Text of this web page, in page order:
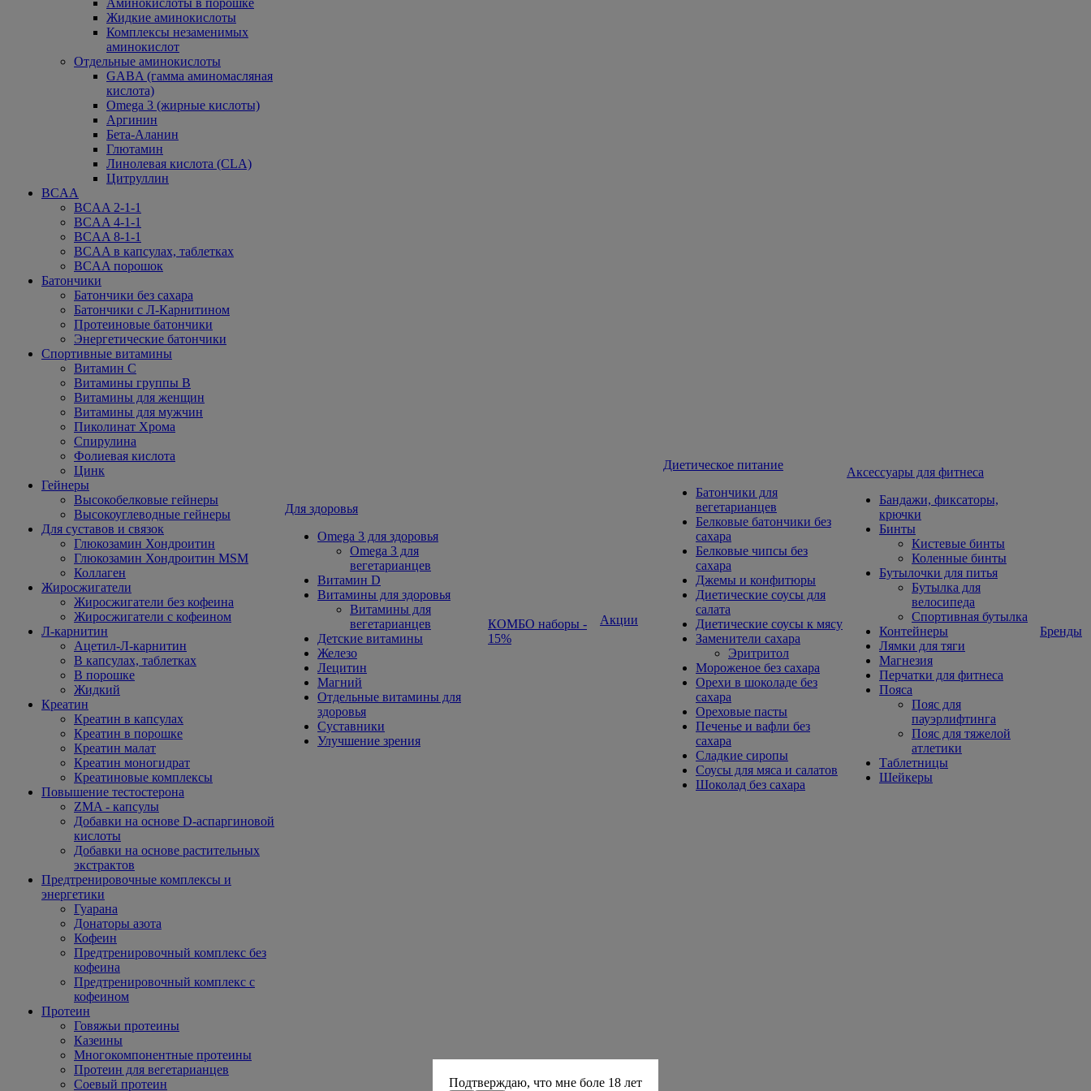
Аминокислоты в порошке
Жидкие аминокислоты
Комплексы незаменимых
аминокислот
Отдельные аминокислоты
GABA (гамма аминомасляная
кислота)
Omega 3 (жирные кислоты)
Аргинин
Бета-Аланин
Глютамин
Линолевая кислота (CLA)
Цитруллин
BCAA
BCAA 2-1-1
BCAA 4-1-1
BCAA 8-1-1
BCAA в капсулах, таблетках
BCAA порошок
Батончики
Батончики без сахара
Батончики с Л-Карнитином
Протеиновые батончики
Энергетические батончики
Спортивные витамины
Витамин С
Витамины группы В
Витамины для женщин
Витамины для мужчин
Пиколинат Хрома
Спирулина
Фолиевая кислота
Цинк
Гейнеры
Высокобелковые гейнеры
Высокоуглеводные гейнеры
Для суставов и связок
Глюкозамин Хондроитин
Глюкозамин Хондроитин MSM
Коллаген
Жиросжигатели
Жиросжигатели без кофеина
Жиросжигатели с кофеином
Л-карнитин
Ацетил-Л-карнитин
В капсулах, таблетках
В порошке
Жидкий
Креатин
Креатин в капсулах
Креатин в порошке
Креатин малат
Креатин моногидрат
Креатиновые комплексы
Повышение тестостерона
ZMA - капсулы
Добавки на основе D-аспаргиновой
кислоты
Добавки на основе растительных
экстрактов
Предтренировочные комплексы и
энергетики
Гуарана
Донаторы азота
Кофеин
Предтренировочный комплекс без
кофеина
Предтренировочный комплекс с
кофеином
Протеин
Говяжьи протеины
Казеины
Многокомпонентные протеины
Протеин для вегетарианцев
Соевый протеин
Для здоровья
Omega 3 для здоровья
Omega 3 для
вегетарианцев
Витамин D
Витамины для здоровья
Витамины для
вегетарианцев
Детские витамины
Железо
Лецитин
Магний
Отдельные витамины для
здоровья
Суставники
Улучшение зрения
КОМБО наборы -
15%
Акции
Диетическое питание
Батончики для
вегетарианцев
Белковые батончики без
сахара
Белковые чипсы без
сахара
Джемы и конфитюры
Диетические соусы для
салата
Диетические соусы к мясу
Заменители сахара
Эритритол
Мороженое без сахара
Орехи в шоколаде без
сахара
Ореховые пасты
Печенье и вафли без
сахара
Сладкие сиропы
Соусы для мяса и салатов
Шоколад без сахара
Aксессуары для фитнеса
Бандажи, фиксаторы,
крючки
Бинты
Кистевые бинты
Коленные бинты
Бутылочки для питья
Бутылка для
велосипеда
Спортивная бутылка
Контейнеры
Лямки для тяги
Магнезия
Перчатки для фитнеса
Пояса
Пояс для
пауэрлифтинга
Пояс для тяжелой
атлетики
Таблетницы
Шейкеры
Бренды
Подтверждаю, что мне боле 18 лет